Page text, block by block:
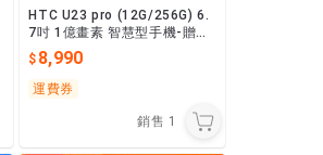
HTC U23 pro (12G/256G) 6.
7吋 1億畫素 智慧型手機-贈空
壓殼+滿版鋼保+其他贈品
8,990
運費券
銷售 1